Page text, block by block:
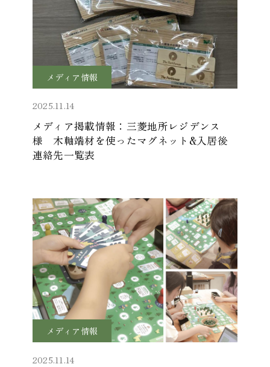
メディア情報
2025.11.14
メディア掲載情報：三菱地所レジデンス
様 木軸端材を使ったマグネット&入居後
連絡先一覧表
メディア情報
2025.11.14